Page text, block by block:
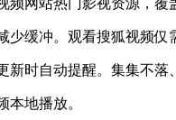
网站热门影视资源，覆
缓冲。观看搜狐视频仅
时自动提醒。集集不落
地播放。